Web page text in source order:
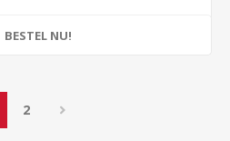
BESTEL NU!
2